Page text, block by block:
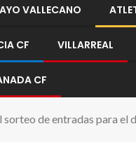
VALLECANO
CF VILLARREAL
CF
de entradas para el